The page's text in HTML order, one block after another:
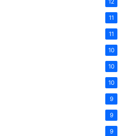
12
11
11
10
10
10
9
9
9